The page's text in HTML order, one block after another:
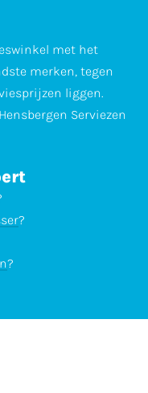
met het
merken, tegen
liggen.
Serviezen
?
?